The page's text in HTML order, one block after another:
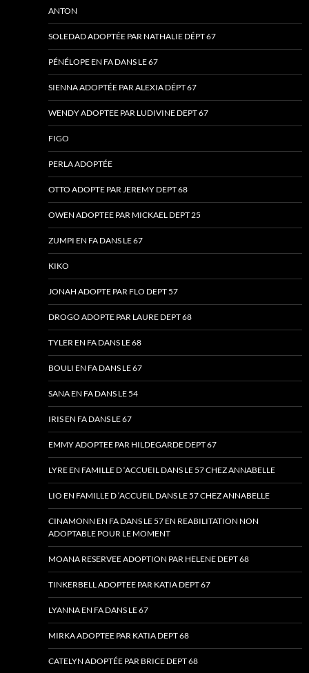
ANTON
SOLEDAD ADOPTÉE PAR NATHALIE DÉPT 67
PÉNÉLOPE EN FA DANS LE 67
SIENNA ADOPTÉE PAR ALEXIA DÉPT 67
WENDY ADOPTEE PAR LUDIVINE DEPT 67
FIGO
PERLA ADOPTÉE
OTTO ADOPTE PAR JEREMY DEPT 68
OWEN ADOPTEE PAR MICKAEL DEPT 25
ZUMPI EN FA DANS LE 67
KIKO
JONAH ADOPTE PAR FLO DEPT 57
DROGO ADOPTE PAR LAURE DEPT 68
TYLER EN FA DANS LE 68
BOULI EN FA DANS LE 67
SANA EN FA DANS LE 54
IRIS EN FA DANS LE 67
EMMY ADOPTEE PAR HILDEGARDE DEPT 67
LYRE EN FAMILLE D ‘ACCUEIL DANS LE 57 CHEZ ANNABELLE
LIO EN FAMILLE D ‘ACCUEIL DANS LE 57 CHEZ ANNABELLE
CINAMONN EN FA DANS LE 57 EN REABILITATION NON
ADOPTABLE POUR LE MOMENT
MOANA RESERVEE ADOPTION PAR HELENE DEPT 68
TINKERBELL ADOPTEE PAR KATIA DEPT 67
LYANNA EN FA DANS LE 67
MIRKA ADOPTEE PAR KATIA DEPT 68
CATELYN ADOPTÉE PAR BRICE DEPT 68